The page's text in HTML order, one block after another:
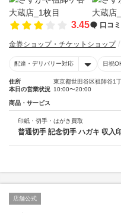
3.45 口コミ
金券ショップ・チケットショップ
配達・デリバリー対応 日祝
住所
東京都世田谷区祖師谷1
本日の営業状況 10:00〜20:00
商品・サービス
印紙・切手・はがき買取
普通切手 記念切手 ハガキ 収入
店舗公式